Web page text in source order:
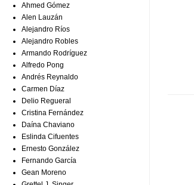
Ahmed Gómez
Alen Lauzán
Alejandro Ríos
Alejandro Robles
Armando Rodríguez
Alfredo Pong
Andrés Reynaldo
Carmen Díaz
Delio Regueral
Cristina Fernández
Daína Chaviano
Eslinda Cifuentes
Ernesto González
Fernando García
Gean Moreno